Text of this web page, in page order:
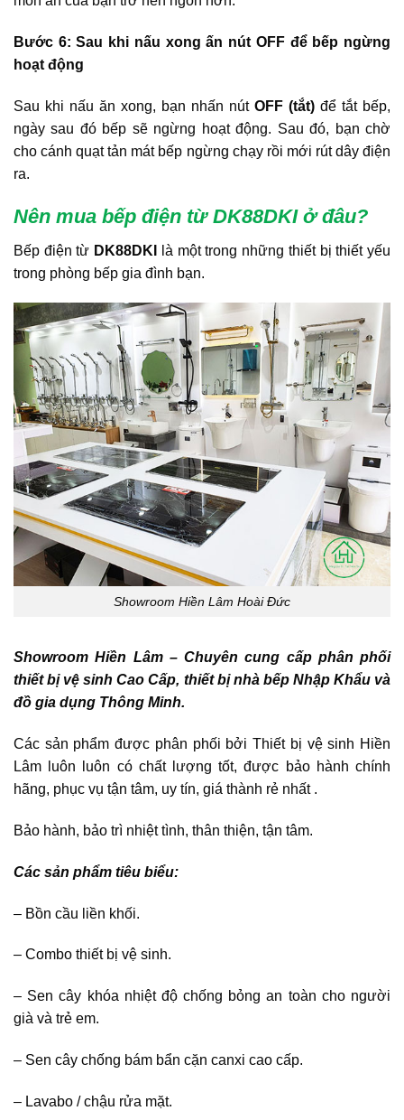
Bước 6: Sau khi nấu xong ấn nút OFF để bếp ngừng
hoạt động
Sau khi nấu ăn xong, bạn nhấn nút OFF (tắt) để tắt bếp,
ngày sau đó bếp sẽ ngừng hoạt động. Sau đó, bạn chờ
cho cánh quạt tản mát bếp ngừng chạy rồi mới rút dây điện
ra.
Nên mua bếp điện từ DK88DKIở đâu?
Bếp điện từ DK88DKI
là một trong những thiết bị thiết yếu
trong phòng bếp gia đình bạn.
Showroom Hiền Lâm Hoài Đức
Showroom Hiền Lâm – Chuyên cung cấp phân phối
thiết bị vệ sinh Cao Cấp, thiết bị nhà bếp Nhập Khẩu và
đồ gia dụng Thông Minh.
Các sản phẩm được phân phối bởi Thiết bị vệ sinh Hiền
Lâm luôn luôn có chất lượng tốt, được bảo hành chính
hãng, phục vụ tận tâm, uy tín, giá thành rẻ nhất .
Bảo hành, bảo trì nhiệt tình, thân thiện, tận tâm.
Các sản phẩm tiêu biểu:
– Bồn cầu liền khối.
– Combo thiết bị vệ sinh.
– Sen cây khóa nhiệt độ chống bỏng an toàn cho người
già và trẻ em.
– Sen cây chống bám bẩn cặn canxi cao cấp.
– Lavabo / chậu rửa mặt.